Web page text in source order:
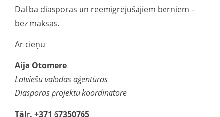
Dalība diasporas un reemigrējušajiem bērniem –
bez maksas.
Ar cieņu
Aija Otomere
Latviešu valodas aģentūras
Diasporas projektu koordinatore
Tālr. +371 67350765